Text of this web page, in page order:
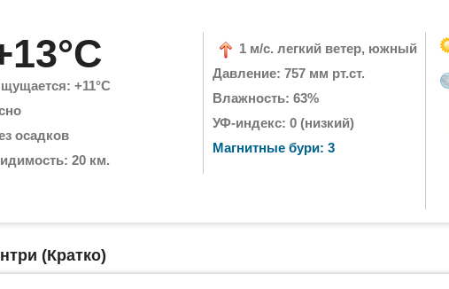
+11°C
осадков
20 км.
1 м/с. легкий ветер, южный
Давление: 757 мм рт.ст.
Влажность: 63%
УФ-индекс: 0 (низкий)
Магнитные бури: 3
(Кратко)